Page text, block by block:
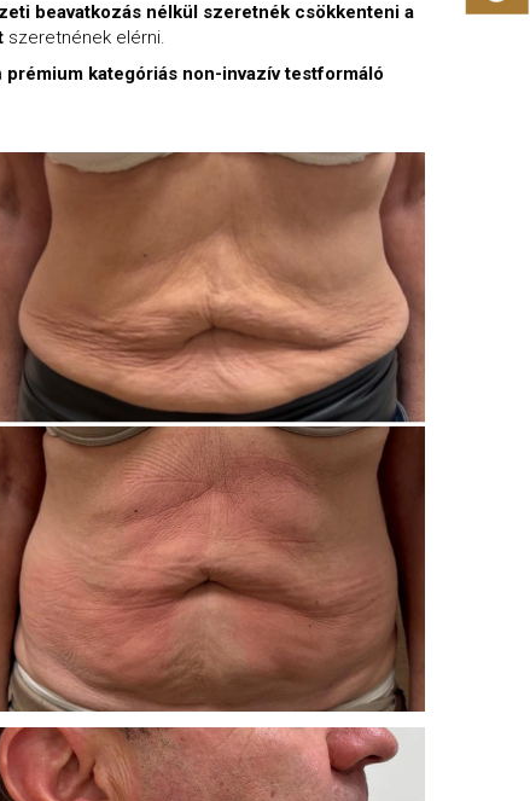
beavatkozás nélkül szeretnék csökkenteni a
szeretnének elérni.
prémium kategóriás non-invazív testformáló